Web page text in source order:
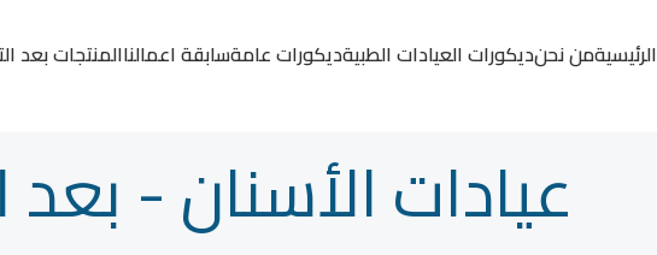
الرئيسيةمن نحنديكورات العيادات الطبيةديكورات عامةسابقة اعمالناالمنتجات بعد
عيادات الأسنان - بعد